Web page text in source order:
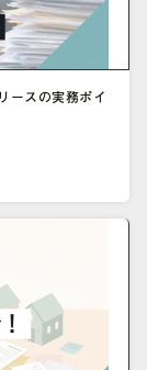
ースの実務ポイ